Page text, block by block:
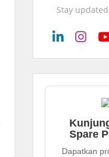
Stay
Spare
Dapatkan